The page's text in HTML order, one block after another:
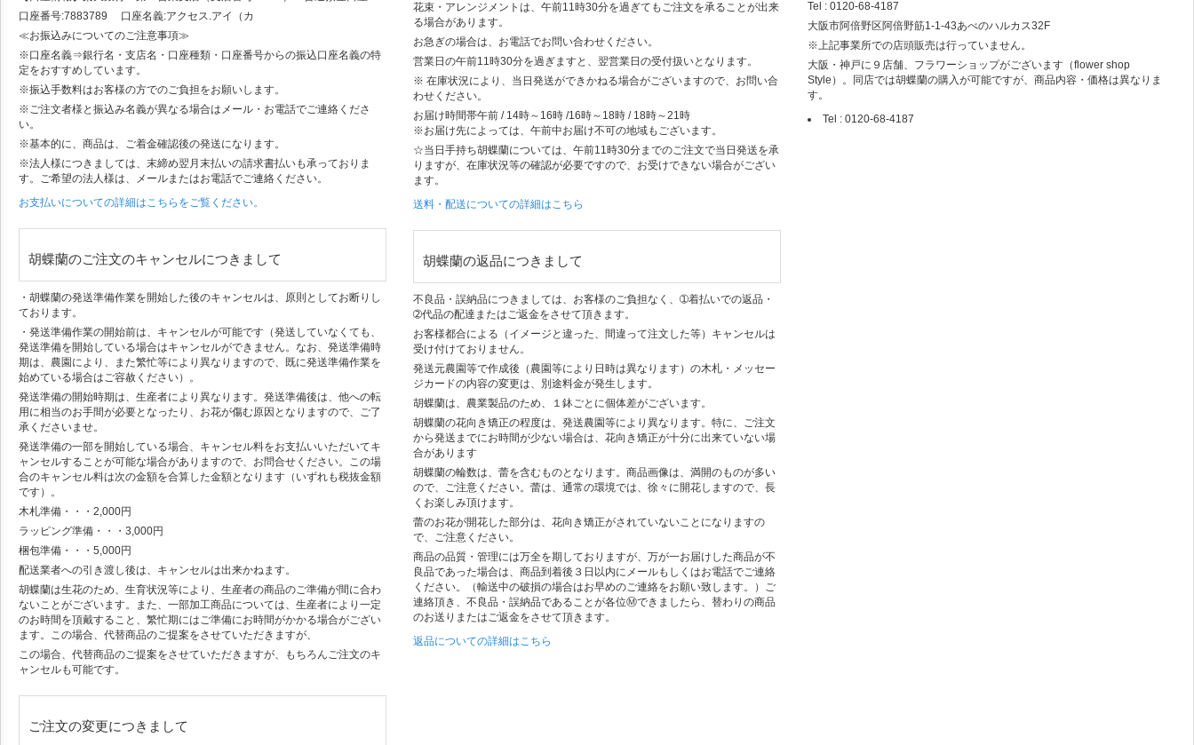
口座番号:7883789 口座名義:アクセス.アイ（カ
≪お振込みについてのご注意事項≫
※口座名義⇒銀行名・支店名・口座種類・口座番号からの振込口座名義の特
定をおすすめしています。
※振込手数料はお客様の方でのご負担をお願いします。
※ご注文者様と振込み名義が異なる場合はメール・お電話でご連絡くださ
い。
※基本的に、商品は、ご着金確認後の発送になります。
※法人様につきましては、末締め翌月末払いの請求書払いも承っておりま
す。ご希望の法人様は、メールまたはお電話でご連絡ください。
お支払いについての詳細はこちらをご覧ください。
胡蝶蘭のご注文のキャンセルにつきまして
・胡蝶蘭の発送準備作業を開始した後のキャンセルは、原則としてお断りし
ております。
・発送準備作業の開始前は、キャンセルが可能です（発送していなくても、
発送準備を開始している場合はキャンセルができません。なお、発送準備時
期は、農園により、また繁忙等により異なりますので、既に発送準備作業を
始めている場合はご容赦ください）。
発送準備の開始時期は、生産者により異なります。発送準備後は、他への転
用に相当のお手間が必要となったり、お花が傷む原因となりますので、ご了
承くださいませ。
発送準備の一部を開始している場合、キャンセル料をお支払いいただいてキ
ャンセルすることが可能な場合がありますので、お問合せください。この場
合のキャンセル料は次の金額を合算した金額となります（いずれも税抜金額
です）。
木札準備・・・2,000円
ラッピング準備・・・3,000円
梱包準備・・・5,000円
配送業者への引き渡し後は、キャンセルは出来かねます。
胡蝶蘭は生花のため、生育状況等により、生産者の商品のご準備が間に合わ
ないことがございます。また、一部加工商品については、生産者により一定
のお時間を頂戴すること、繁忙期にはご準備にお時間がかかる場合がござい
ます。この場合、代替商品のご提案をさせていただきますが、
この場合、代替商品のご提案をさせていただきますが、もちろんご注文のキ
ャンセルも可能です。
ご注文の変更につきまして
花束・アレンジメントは、午前11時30分を過ぎてもご注文を承ることが出来
る場合があります。
お急ぎの場合は、お電話でお問い合わせください。
営業日の午前11時30分を過ぎますと、翌営業日の受付扱いとなります。
※ 在庫状況により、当日発送ができかねる場合がございますので、お問い合
わせください。
お届け時間帯午前 / 14時～16時 /16時～18時 / 18時～21時
※お届け先によっては、午前中お届け不可の地域もございます。
☆当日手持ち胡蝶蘭については、午前11時30分までのご注文で当日発送を承
りますが、在庫状況等の確認が必要ですので、お受けできない場合がござい
ます。
送料・配送についての詳細はこちら
胡蝶蘭の返品につきまして
不良品・誤納品につきましては、お客様のご負担なく、➀着払いでの返品・
➁代品の配達またはご返金をさせて頂きます。
お客様都合による（イメージと違った、間違って注文した等）キャンセルは
受け付けておりません。
発送元農園等で作成後（農園等により日時は異なります）の木札・メッセー
ジカードの内容の変更は、別途料金が発生します。
胡蝶蘭は、農業製品のため、１鉢ごとに個体差がございます。
胡蝶蘭の花向き矯正の程度は、発送農園等により異なります。特に、ご注文
から発送までにお時間が少ない場合は、花向き矯正が十分に出来ていない場
合があります
胡蝶蘭の輪数は、蕾を含むものとなります。商品画像は、満開のものが多い
ので、ご注意ください。蕾は、通常の環境では、徐々に開花しますので、長
くお楽しみ頂けます。
蕾のお花が開花した部分は、花向き矯正がされていないことになりますの
で、ご注意ください。
商品の品質・管理には万全を期しておりますが、万が一お届けした商品が不
良品であった場合は、商品到着後３日以内にメールもしくはお電話でご連絡
ください。（輸送中の破損の場合はお早めのご連絡をお願い致します。）ご
連絡頂き、不良品・誤納品であることが各位Ⓜできましたら、替わりの商品
のお送りまたはご返金をさせて頂きます。
返品についての詳細はこちら
Tel : 0120-68-4187
大阪市阿倍野区阿倍野筋1-1-43あべのハルカス32F
※上記事業所での店頭販売は行っていません。
大阪・神戸に９店舗、フラワーショップがございます（flower shop
Style）。同店では胡蝶蘭の購入が可能ですが、商品内容・価格は異なりま
す。
Tel : 0120-68-4187